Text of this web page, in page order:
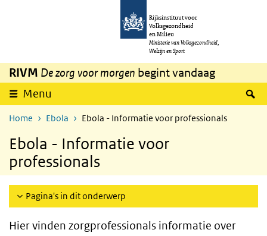
Overslaan en naar de inhoud gaan
Rijksinstituut voor
Volksgezondheid
en Milieu
Ministerie van Volksgezondheid,
Welzijn en Sport
RIVM De zorg voor morgen begint vandaag
Menu
Home Ebola Ebola - Informatie voor professionals
Ebola - Informatie voor
professionals
Pagina's in dit onderwerp
Hier vinden zorgprofessionals informatie over